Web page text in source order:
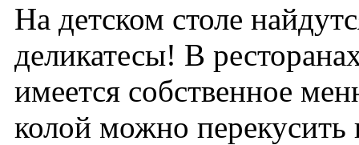
На детском столе
деликатесы! В
имеется собственное
колой можно перекусить